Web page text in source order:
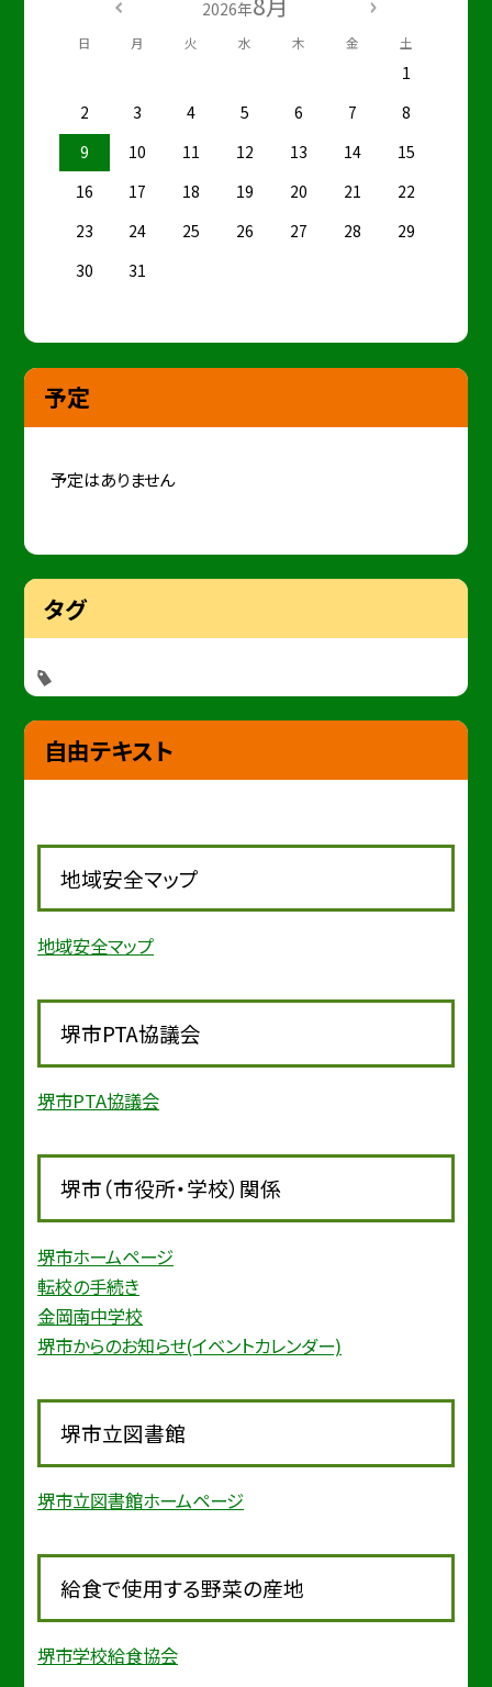
2026年
日 月 火 水 木 金 土
1
2
3 4 5 6 7
8
9
10 11 12 13 14
15
16
17 18 19 20 21
22
23
24 25 26 27 28
29
30
31
予定
予定はありません
タグ
自由テキスト
地域安全マップ
地域安全マップ
堺市PTA協議会
堺市PTA協議会
堺市（市役所・学校）関係
堺市ホームページ
転校の手続き
金岡南中学校
堺市からのお知らせ(イベントカレンダー)
堺市立図書館
堺市立図書館ホームページ
給食で使用する野菜の産地
堺市学校給食協会